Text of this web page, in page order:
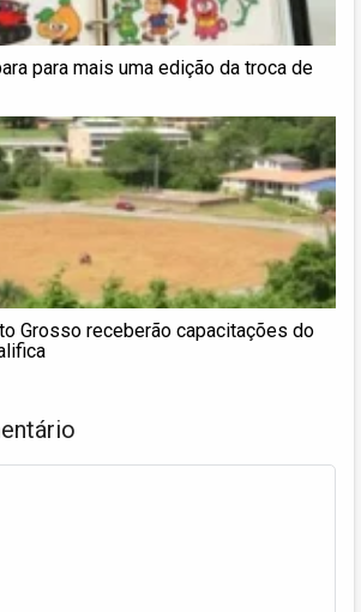
para mais uma edição da troca de
Grosso receberão capacitações do